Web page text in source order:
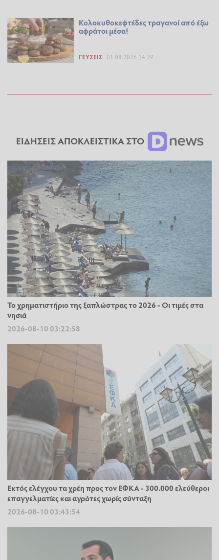
Κολοκυθοκεφτέδες τραγανοί από έξω
αφράτοι μέσα!
ΓΕΎΣΕΙΣ 01.08.2026 14:39
ΕΙΔΗΣΕΙΣ ΑΠΟΚΛΕΙΣΤΙΚΑ ΣΤΟ
Το χρηματιστήριο της ξαπλώστρας το 2026 - Οι τιμές στα
νησιά
2026-08-10 03:22:58
Εκτός ελέγχου τα χρέη προς τον ΕΦΚΑ - 300.000 ελεύθεροι
επαγγελματίες και αγρότες χωρίς σύνταξη
2026-08-10 03:43:54